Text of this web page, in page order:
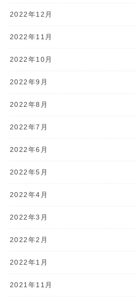
2022年12月
2022年11月
2022年10月
2022年9月
2022年8月
2022年7月
2022年6月
2022年5月
2022年4月
2022年3月
2022年2月
2022年1月
2021年11月